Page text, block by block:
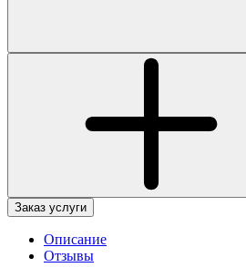
Заказ услуги
Описание
Отзывы